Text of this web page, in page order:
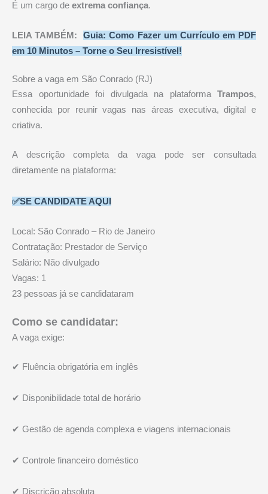
É um cargo de extrema confiança.
LEIA TAMBÉM:
Guia: Como Fazer um Currículo em PDF
em 10 Minutos – Torne o Seu Irresistível!
Sobre a vaga em São Conrado (RJ)
Essa oportunidade foi divulgada na plataforma Trampos,
conhecida por reunir vagas nas áreas executiva, digital e
criativa.
A descrição completa da vaga pode ser consultada
diretamente na plataforma:
✅SE CANDIDATE AQUI
Local: São Conrado – Rio de Janeiro
Contratação: Prestador de Serviço
Salário: Não divulgado
Vagas: 1
23 pessoas já se candidataram
Como se candidatar:
A vaga exige:
✔ Fluência obrigatória em inglês
✔ Disponibilidade total de horário
✔ Gestão de agenda complexa e viagens internacionais
✔ Controle financeiro doméstico
✔ Discrição absoluta